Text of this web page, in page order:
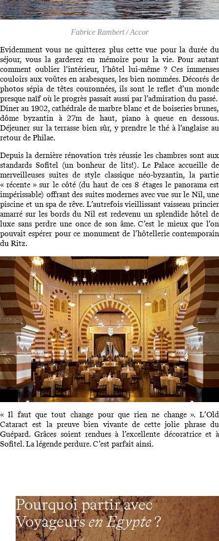
Fabrice Rambert / Accor
Evidemment vous ne quitterez plus cette vue pour la durée du
séjour, vous la garderez en mémoire pour la vie. Pour autant
comment oublier l’intérieur, l’hôtel lui-même ? Ces immenses
couloirs aux voûtes en arabesques, les bien nommées. Décorés de
photos sépia de têtes couronnées, ils sont le reflet d’un monde
presque naïf où le progrès passait aussi par l’admiration du passé.
Diner au 1902, cathédrale de marbre blanc et de boiseries brunes,
dôme byzantin à 27m de haut, piano à queue en dessous.
Déjeuner sur la terrasse bien sûr, y prendre le thé à l’anglaise au
retour de Philae.
Depuis la dernière rénovation très réussie les chambres sont aux
standards Sofitel (un bonheur de lits!). Le Palace accueille de
merveilleuses suites de style classique néo-byzantin, la partie
« récente » sur le côté (du haut de ces 8 étages le panorama est
impérissable) offrant des suites modernes avec vue sur le Nil, une
piscine et un spa de rêve. L’autrefois vieillissant vaisseau princier
amarré sur les bords du Nil est redevenu un splendide hôtel de
luxe sans perdre une once de son âme. C’est le mieux que l’on
pouvait espérer pour ce monument de l’hôtellerie contemporain
du Ritz.
« Il faut que tout change pour que rien ne change ». L’Old
Cataract est la preuve bien vivante de cette jolie phrase du
Guépard. Grâces soient rendues à l’excellente décoratrice et à
Sofitel. La légende perdure. C’est parfait ainsi.
Pourquoi partir avec
Voyageursen Egypte?